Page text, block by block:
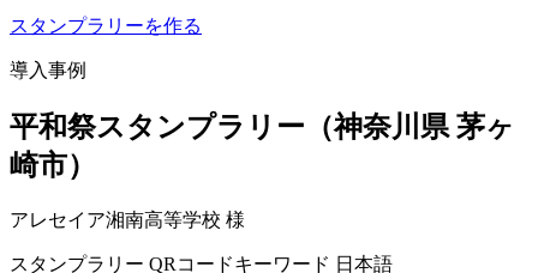
スタンプラリーを作る
導入事例
平和祭スタンプラリー（神奈川県 茅ヶ
崎市）
アレセイア湘南高等学校 様
スタンプラリー QRコードキーワード 日本語